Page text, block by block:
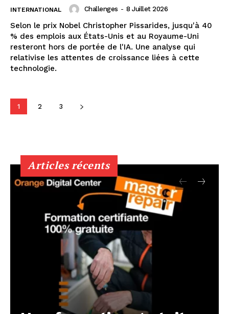
INTERNATIONAL Challenges - 8 Juillet 2026
Selon le prix Nobel Christopher Pissarides, jusqu'à 40
% des emplois aux États-Unis et au Royaume-Uni
resteront hors de portée de l'IA. Une analyse qui
relativise les attentes de croissance liées à cette
technologie.
1 2 3
Articles récents